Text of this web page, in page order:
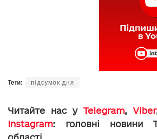
Теги: підсумок дня
Читайте нас у Telegram, Viber
Instagram: головні новини